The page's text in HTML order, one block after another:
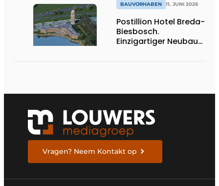
BAUVORHABEN 11. JUNI 2026
Postillion Hotel Breda-
Biesbosch.
Einzigartiger Neubau
Vragen? Neem Kontakt op